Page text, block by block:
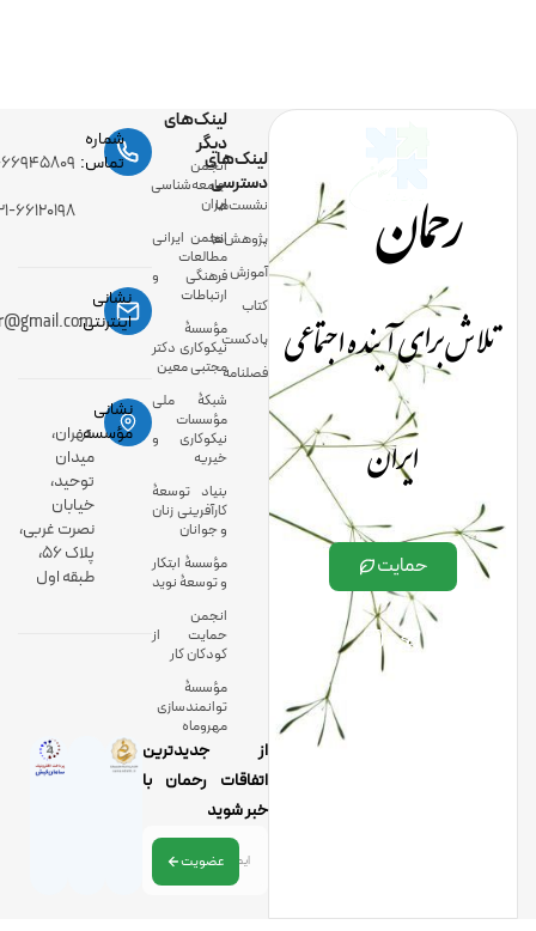
رحمان
تلاش برای آینده اجتماعی
ایران
حمایت
لینک‌های
دسترسی
نشست‌ها
پژوهش‌ها
آموزش
کتاب
پادکست
فصلنامه
لینک‌های
دیگر
انجمن
جامعه‌شناسی
ایران
انجمن ایرانی
مطالعات
فرهنگی و
ارتباطات
مؤسسۀ
نیکوکاری دکتر
مجتبی معین
شبکۀ ملی
مؤسسات
نیکوکاری و
خیریه
بنیاد توسعۀ
کارآفرینی زنان
و جوانان
مؤسسۀ ابتکار
و توسعۀ نوید
انجمن
حمایت از
کودکان کار
مؤسسۀ
توانمندسازی
مهروماه
شماره
تماس: ۰۲۱-
۰۲۱-
نشانی
اینترنتی:
نشانی
مؤسسه:تهران،
میدان
توحید،
خیابان
نصرت غربی،
پلاک 56،
طبقه اول
از جدیدترین
اتفاقات رحمان با
خبر شوید
عضویت